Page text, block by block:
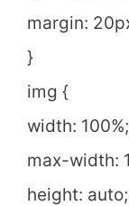
margin:
}
img {
width: 100%;
max-width:
height: auto;